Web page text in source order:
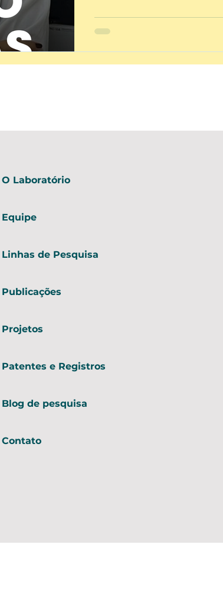
O Laboratório
Equipe
Linhas de Pesquisa
Publicações
Projetos
Patentes e Registros
Blog de pesquisa
Contato